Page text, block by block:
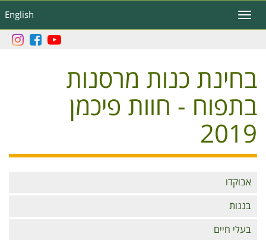
לתוכן
העיקרי
English
Toggle
navigation
בחינת כנות מרסנות
בתפוח - חוות פיכמן
2019
Branches
אבוקדו
בננות
בעלי חיים